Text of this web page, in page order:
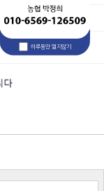
하루동안 열지않기